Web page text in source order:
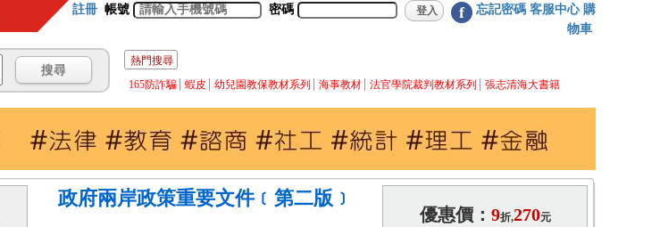
註冊 帳號 密碼 f 忘記密碼 客服中心 購
物車
熱門搜尋
165防詐騙
蝦皮 幼兒園教保教材系列 海事教材 法官學院裁判教材系列 張志清海大書籍
政府兩岸政策重要文件﹝第二版﹞
優惠價： 9折,270元